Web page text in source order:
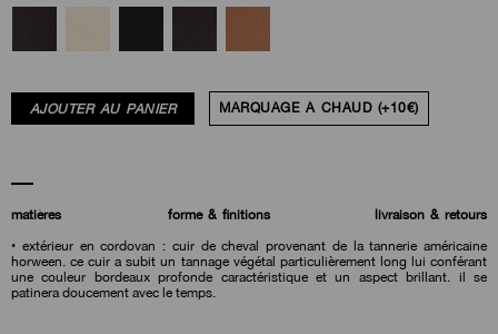
AJOUTER AU PANIER MARQUAGE À CHAUD (+10€)
matières forme & finitions
livraison & retours
• extérieur en cordovan : cuir de cheval provenant de la tannerie américaine
horween. ce cuir a subit un tannage végétal particulièrement long lui conférant
une couleur bordeaux profonde caractéristique et un aspect brillant. il se
patinera doucement avec le temps.